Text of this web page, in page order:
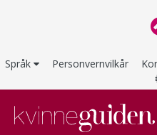
Språk Personvernvilkår